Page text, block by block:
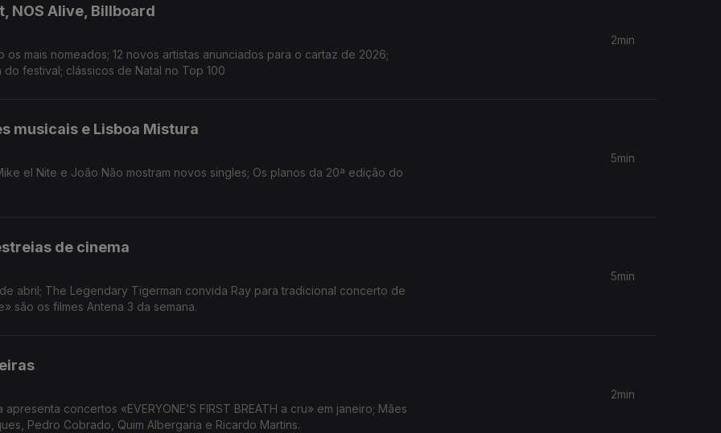
NOS Alive, Billboard
os mais nomeados; 12 novos artistas anunciados para o cartaz de 2026;
festival; clássicos de Natal no Top 100
2min
musicais e Lisboa Mistura
el Nite e João Não mostram novos singles; Os planos da 20ª edição do
5min
de cinema
abril; The Legendary Tigerman convida Ray para tradicional concerto de
são os filmes Antena 3 da semana.
5min
concertos «EVERYONE’S FIRST BREATH a cru» em janeiro; Mães
Pedro Cobrado, Quim Albergaria e Ricardo Martins.
2min